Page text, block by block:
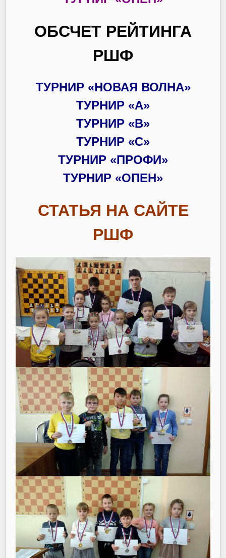
ОБСЧЕТ РЕЙТИНГА
РШФ
ТУРНИР «НОВАЯ ВОЛНА»
ТУРНИР «А»
ТУРНИР «В»
ТУРНИР «С»
ТУРНИР «ПРОФИ»
ТУРНИР «ОПЕН»
СТАТЬЯ НА САЙТЕ
РШФ